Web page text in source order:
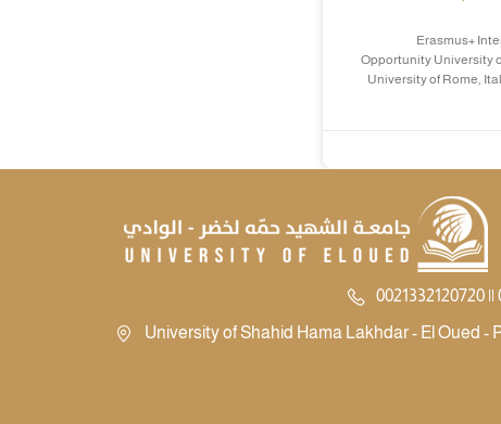
Erasmus+
Opportunity University
University of Rome,
0021332120720 ||
University of Shahid Hama Lakhdar - El Oued -